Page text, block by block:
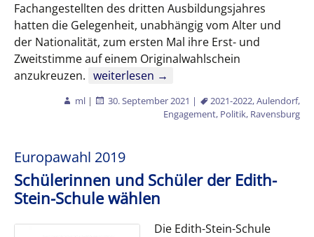
Fachangestellten des dritten Ausbildungsjahres
hatten die Gelegenheit, unabhängig vom Alter und
der Nationalität, zum ersten Mal ihre Erst- und
Zweitstimme auf einem Originalwahlschein
anzukreuzen. Juniorwahl zur Bundestagswahl 2021
weiterlesen →
ml | 30. September 2021 | 2021-2022,Aulendorf,
Engagement, Politik, Ravensburg
Europawahl 2019
Schülerinnen und Schüler der Edith-
Stein-Schule wählen
Die Edith-Stein-Schule